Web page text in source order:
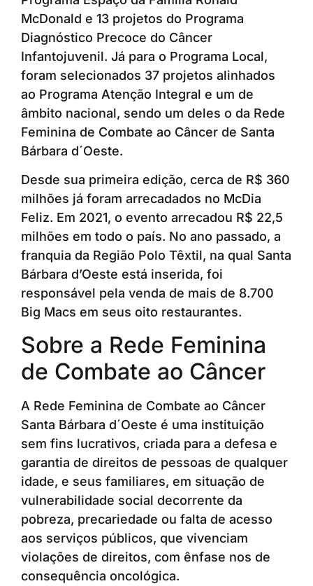
McDonald e 13 projetos do Programa
Diagnóstico Precoce do Câncer
Infantojuvenil. Já para o Programa Local,
foram selecionados 37 projetos alinhados
ao Programa Atenção Integral e um de
âmbito nacional, sendo um deles o da Rede
Feminina de Combate ao Câncer de Santa
Bárbara d´Oeste.
Desde sua primeira edição, cerca de R$ 360
milhões já foram arrecadados no McDia
Feliz. Em 2021, o evento arrecadou R$ 22,5
milhões em todo o país. No ano passado, a
franquia da Região Polo Têxtil, na qual Santa
Bárbara d’Oeste está inserida, foi
responsável pela venda de mais de 8.700
Big Macs em seus oito restaurantes.
Sobre a Rede Feminina
de Combate ao Câncer
A Rede Feminina de Combate ao Câncer
Santa Bárbara d´Oeste é uma instituição
sem fins lucrativos, criada para a defesa e
garantia de direitos de pessoas de qualquer
idade, e seus familiares, em situação de
vulnerabilidade social decorrente da
pobreza, precariedade ou falta de acesso
aos serviços públicos, que vivenciam
violações de direitos, com ênfase nos de
consequência oncológica.